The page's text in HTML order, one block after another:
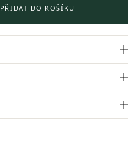
PŘIDAT DO KOŠÍKU